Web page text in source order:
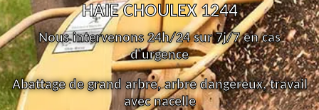
HAIE CHOULEX 1244
Nous intervenons 24h/24 sur 7j/7 en cas
d'urgence
Abattage de grand arbre, arbre dangereux, travail
avec nacelle